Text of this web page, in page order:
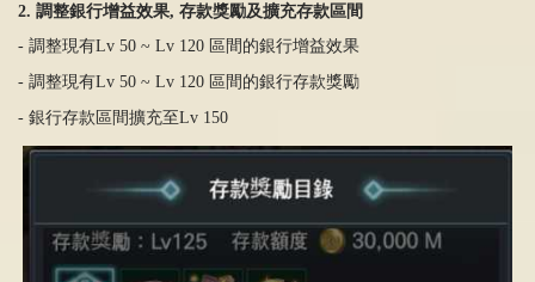
2. 調整銀行增益效果, 存款獎勵及擴充存款區間
- 調整現有Lv 50 ~ Lv 120 區間的銀行增益效果
- 調整現有Lv 50 ~ Lv 120 區間的銀行存款獎勵
- 銀行存款區間擴充至Lv 150